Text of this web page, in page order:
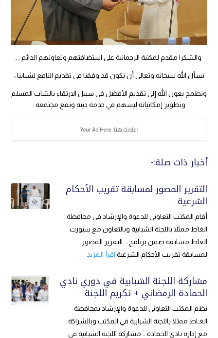
والشكرا مقدم لمكتبة الرحمانية على استضافتهم وتعاونهم الدائم , ,
نسأل الله سبحانه وتعالى أن نكون قد وفقنا في تقديم النافع لشبابنا ،
ونطمح بعون الله إلى تقديم الأفضل في سبيل الارتقاء بالشاب المسلم
وتطوير إمكانياته ليسهم في خدمة دينه ونفع مجتمعه .
أخبار ذات صلة:-
التقرير المصور لمسابقة تقريب الأحكام
الشرعية
أقام المكتب التعاوني للدعوة والإرشاد في محافظة
الغاط ممثلا باللجنة الشبابية وبالتعاون مع سبورت
الغاط مسابقة ضمن برنامج... التقرير المصور
لمسابقة تقريب الأحكام الشرعية اقرأ المزيد
مشاركة اللجنة الشبابية في دوري نادي
الحمادة الرمضاني + تكريم اللجنة
نظم المكتب التعاوني للدعوة والإرشاد بمحافظة
الغـاط ممثلا باللجنة الشبابية في المكتب وبالشراكة
مع إدارة نادي الحمادة... مشاركة اللجنة الشبابية في